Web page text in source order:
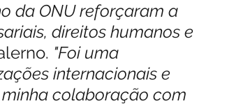
da ONU reforçaram a
direitos humanos e
"Foi uma
internacionais e
colaboração com